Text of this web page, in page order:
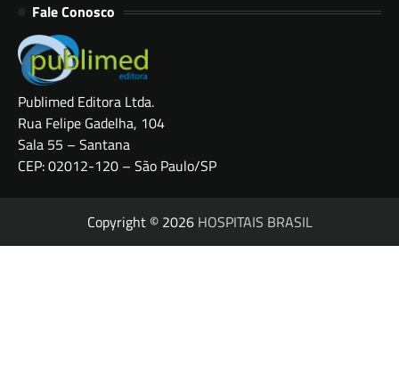
Fale Conosco
Publimed Editora Ltda.
Rua Felipe Gadelha, 104
Sala 55 – Santana
CEP: 02012-120 – São Paulo/SP
Copyright © 2026 HOSPITAIS BRASIL